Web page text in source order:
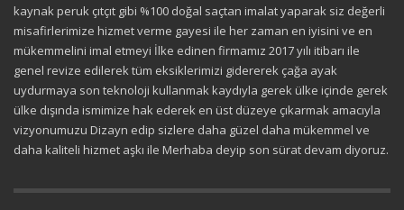
kaynak peruk çıtçıt gibi %100 doğal saçtan imalat yaparak siz değerli
misafirlerimize hizmet verme gayesi ile her zaman en iyisini ve en
mükemmelini imal etmeyi İlke edinen firmamız 2017 yılı itibarı ile
genel revize edilerek tüm eksiklerimizi gidererek çağa ayak
uydurmaya son teknoloji kullanmak kaydıyla gerek ülke içinde gerek
ülke dışında ismimize hak ederek en üst düzeye çıkarmak amacıyla
vizyonumuzu Dizayn edip sizlere daha güzel daha mükemmel ve
daha kaliteli hizmet aşkı ile Merhaba deyip son sürat devam diyoruz.